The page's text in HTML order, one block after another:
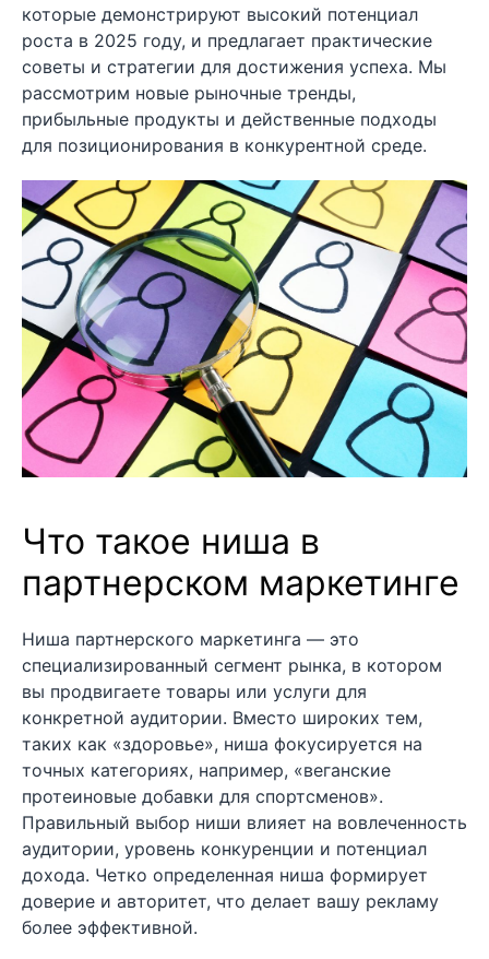
которые демонстрируют высокий потенциал
роста в 2025 году, и предлагает практические
советы и стратегии для достижения успеха. Мы
рассмотрим новые рыночные тренды,
прибыльные продукты и действенные подходы
для позиционирования в конкурентной среде.
Что такое ниша в
партнерском маркетинге
Ниша партнерского маркетинга — это
специализированный сегмент рынка, в котором
вы продвигаете товары или услуги для
конкретной аудитории. Вместо широких тем,
таких как «здоровье», ниша фокусируется на
точных категориях, например, «веганские
протеиновые добавки для спортсменов».
Правильный выбор ниши влияет на вовлеченность
аудитории, уровень конкуренции и потенциал
дохода. Четко определенная ниша формирует
доверие и авторитет, что делает вашу рекламу
более эффективной.